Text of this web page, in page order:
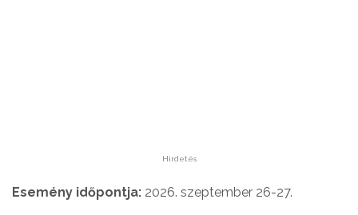
Hirdetés
Esemény időpontja: 2026. szeptember 26-27.